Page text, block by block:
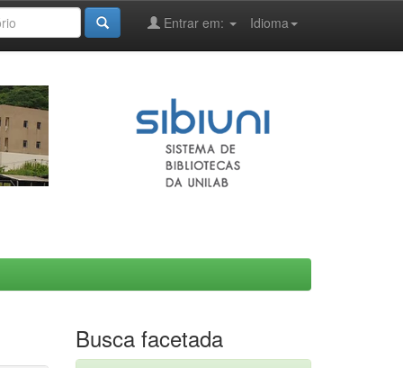
Idioma
Entrar em:
Busca facetada